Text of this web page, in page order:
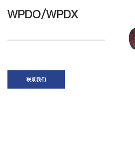
WPDO/WPDX
联系我们